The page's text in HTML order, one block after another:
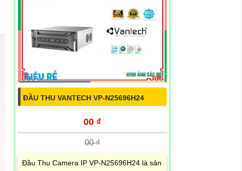
ĐẦU THU VANTECH VP-N25696H24
00 ₫
00 ₫
Đầu Thu Camera IP VP-N25696H24 là sản